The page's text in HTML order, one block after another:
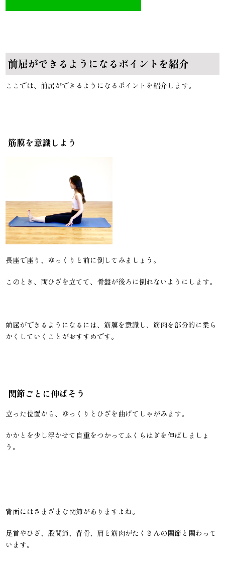
前屈ができるようになるポイントを紹介
ここでは、前屈ができるようになるポイントを紹介します。
筋膜を意識しよう
長座で座り、ゆっくりと前に倒してみましょう。
このとき、両ひざを立てて、骨盤が後ろに倒れないようにします。
前屈ができるようになるには、筋膜を意識し、筋肉を部分的に柔ら
かくしていくことがおすすめです。
関節ごとに伸ばそう
立った位置から、ゆっくりとひざを曲げてしゃがみます。
かかとを少し浮かせて自重をつかってふくらはぎを伸ばしましょ
う。
背面にはさまざまな関節がありますよね。
足首やひざ、股関節、背骨、肩と筋肉がたくさんの関節と関わって
います。